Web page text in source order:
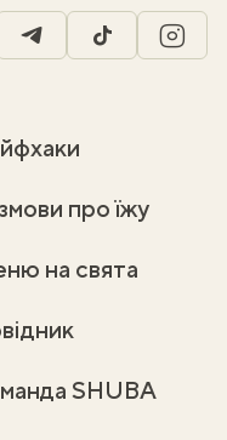
telegramtiktok
про їжу
на свята
SHUBA